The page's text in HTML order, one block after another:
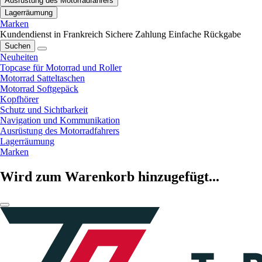
Lagerräumung
Marken
Kundendienst in Frankreich Sichere Zahlung Einfache Rückgabe
Suchen
Neuheiten
Topcase für Motorrad und Roller
Motorrad Satteltaschen
Motorrad Softgepäck
Kopfhörer
Schutz und Sichtbarkeit
Navigation und Kommunikation
Ausrüstung des Motorradfahrers
Lagerräumung
Marken
Wird zum Warenkorb hinzugefügt...